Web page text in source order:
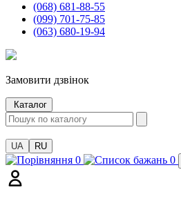
(068) 681-88-55
(099) 701-75-85
(063) 680-19-94
Замовити дзвінок
Каталог
UA RU
0 0